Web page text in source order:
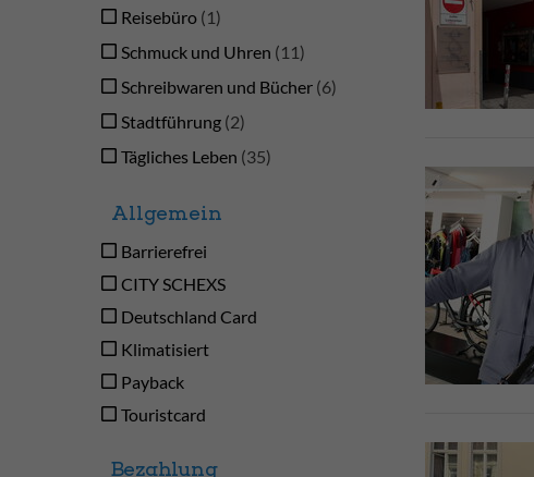
Reisebüro 1
Schmuck und Uhren 11
Schreibwaren und Bücher 6
Stadtführung 2
Tägliches Leben 35
Allgemein
Barrierefrei
CITY SCHEXS
Deutschland Card
Klimatisiert
Payback
Touristcard
Bezahlung